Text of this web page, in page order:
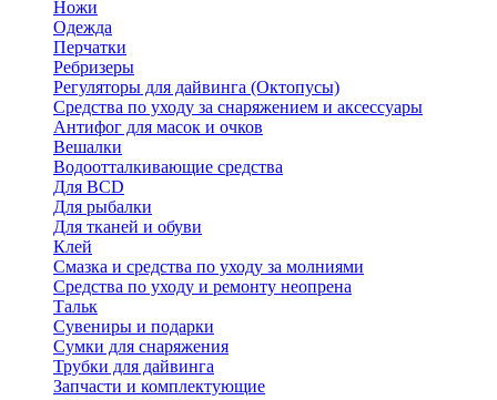
Ножи
Одежда
Перчатки
Ребризеры
Регуляторы для дайвинга (Октопусы)
Средства по уходу за снаряжением и аксессуары
Антифог для масок и очков
Вешалки
Водоотталкивающие средства
Для BCD
Для рыбалки
Для тканей и обуви
Клей
Смазка и средства по уходу за молниями
Средства по уходу и ремонту неопрена
Тальк
Сувениры и подарки
Сумки для снаряжения
Трубки для дайвинга
Запчасти и комплектующие